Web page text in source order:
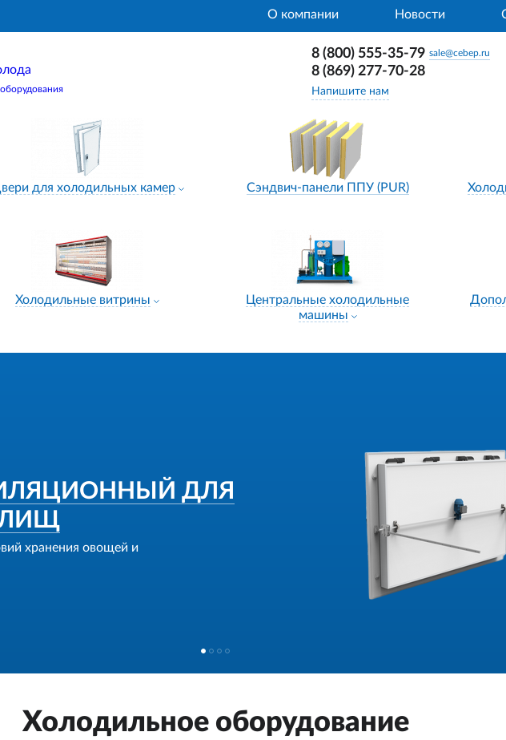
О компании Новости
8 (800) 555-35-79 sale@cebep.ru
8 (869) 277-70-28
Напишите нам
для холодильных камер Сэндвич-панели ППУ (PUR)
Холодильные витрины
Центральные холодильные
машины
ДЛЯ
хранения овощей и
Холодильное оборудование